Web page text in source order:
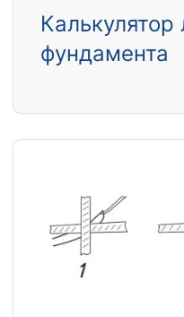
Калькулятор
фундамента